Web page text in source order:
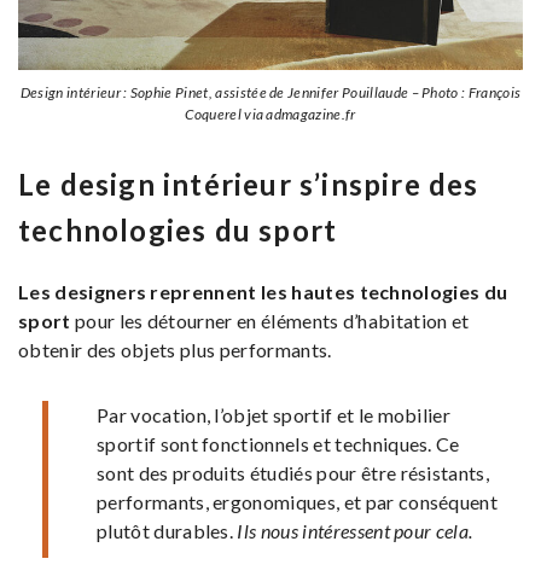
Design intérieur : Sophie Pinet, assistée de Jennifer Pouillaude – Photo : François
Coquerel via admagazine.fr
Le design intérieur s’inspire des
technologies du sport
Les designers reprennent les hautes technologies du
sport pour les détourner en éléments d’habitation et
obtenir des objets plus performants.
Par vocation, l’objet sportif et le mobilier
sportif sont fonctionnels et techniques. Ce
sont des produits étudiés pour être résistants,
performants, ergonomiques, et par conséquent
plutôt durables. Ils nous intéressent pour cela.